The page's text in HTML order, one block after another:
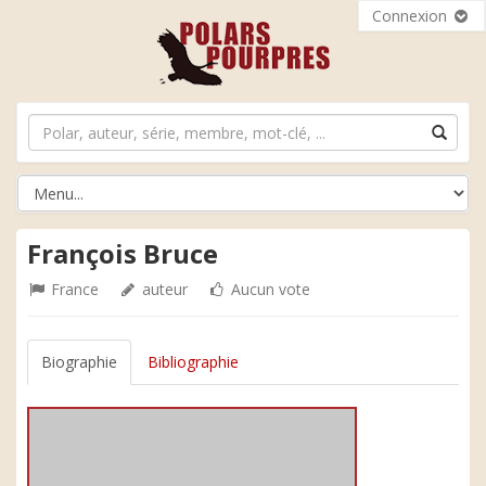
Connexion
François Bruce
France auteur Aucun vote
Biographie Bibliographie